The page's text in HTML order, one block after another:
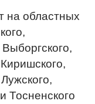
на областных
Тосненского